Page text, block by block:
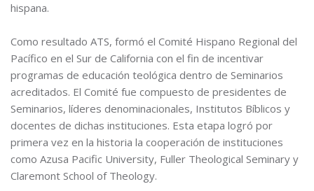
hispana.
Como resultado ATS, formó el Comité Hispano Regional del
Pacífico en el Sur de California con el fin de incentivar
programas de educación teológica dentro de Seminarios
acreditados. El Comité fue compuesto de presidentes de
Seminarios, líderes denominacionales, Institutos Bíblicos y
docentes de dichas instituciones. Esta etapa logró por
primera vez en la historia la cooperación de instituciones
como Azusa Pacific University, Fuller Theological Seminary y
Claremont School of Theology.